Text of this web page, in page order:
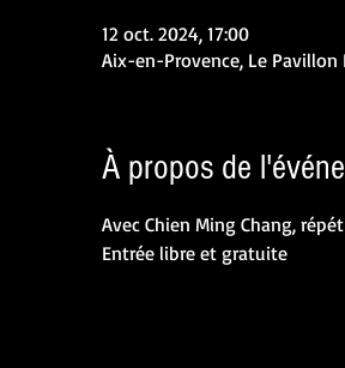
12 oct. 2024, 17:00
Aix-en-Provence, Le Pavillon
À propos de
Avec Chien Ming Chang,
Entrée libre et gratuite